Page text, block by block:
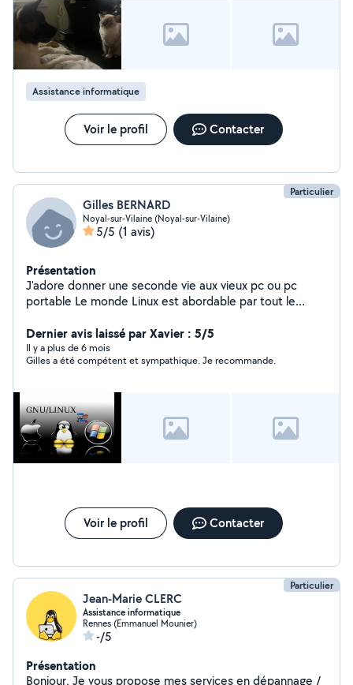
Assistance informatique
Voir le profil Contacter
Particulier
Gilles BERNARD
Noyal-sur-Vilaine (Noyal-sur-Vilaine)
5/5 (1 avis)
Présentation
J'adore donner une seconde vie aux vieux pc ou pc
portable Le monde Linux est abordable par tout le
a résoudre un problème en informatique . je suis
souvent dispo .
Dernier avis laissé par Xavier : 5/5
Il y a plus de 6 mois
Gilles a été compétent et sympathique. Je recommande.
Voir le profil Contacter
Particulier
Jean-Marie CLERC
Assistance informatique
Rennes (Emmanuel Mounier)
-/5
Présentation
Bonjour, Je vous propose mes services en dépannage /